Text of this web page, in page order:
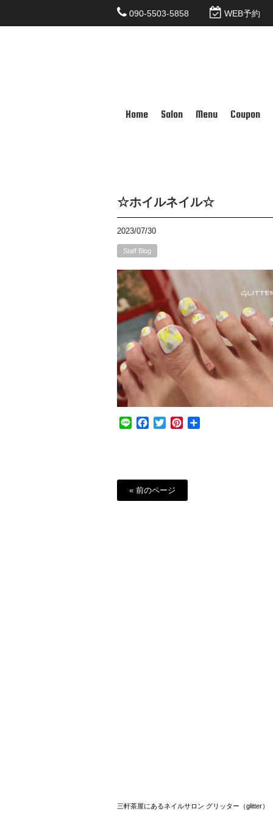
090-5503-5858 WEB予約
Home Salon Menu Coupon
☆ホイルネイル☆
2023/07/30
Staff Blog
Line Facebook
TwitterPinterest
« 前のページ
三軒茶屋にあるネイルサロン グリッター（glitter）